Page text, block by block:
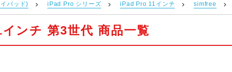
パッド) iPad Pro シリーズ iPad Pro 11インチ simfree
ンチ 第3世代 商品一覧